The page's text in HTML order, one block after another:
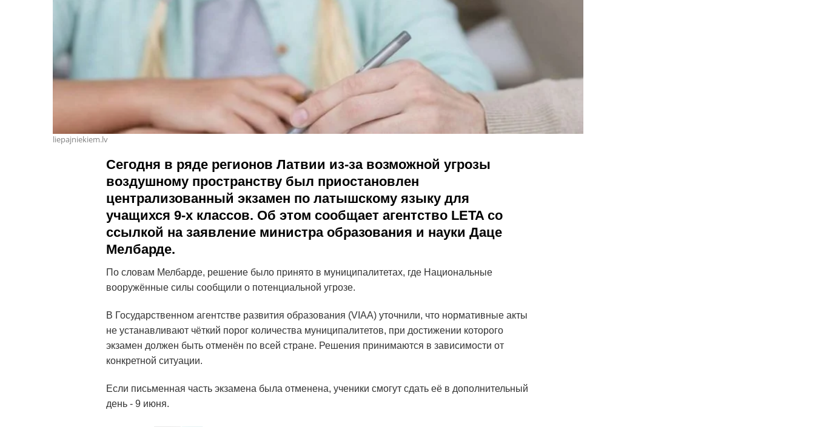
liepajniekiem.lv
Сегодня в ряде регионов Латвии из-за возможной угрозы
воздушному пространству был приостановлен
централизованный экзамен по латышскому языку для
учащихся 9-х классов. Об этом сообщает агентство LETA со
ссылкой на заявление министра образования и науки Даце
Мелбарде.
По словам Мелбарде, решение было принято в муниципалитетах, где Национальные
вооружённые силы сообщили о потенциальной угрозе.
В Государственном агентстве развития образования (VIAA) уточнили, что нормативные акты
не устанавливают чёткий порог количества муниципалитетов, при достижении которого
экзамен должен быть отменён по всей стране. Решения принимаются в зависимости от
конкретной ситуации.
Если письменная часть экзамена была отменена, ученики смогут сдать её в дополнительный
день - 9 июня.